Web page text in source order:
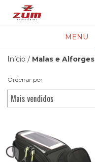
MENU
Início / Malas e Alforges
Ordenar por